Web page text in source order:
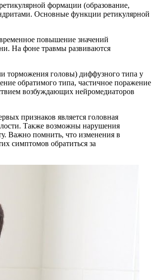
формации (образование,
Основные функции ретикулярной
повышение значений
На фоне травмы развиваются
торможения головы) диффузного типа у
обратимого типа, частичное поражение
возбуждающих нейромедиаторов
признаков является головная
Также возможны нарушения
Важно помнить, что изменения в
симптомов обратиться за